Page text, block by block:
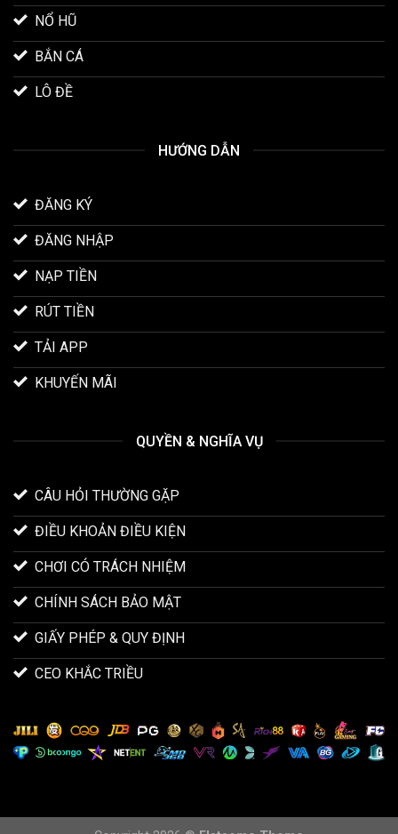
NỔ HŨ
BẮN CÁ
LÔ ĐỀ
HƯỚNG DẪN
ĐĂNG KÝ
ĐĂNG NHẬP
NẠP TIỀN
RÚT TIỀN
TẢI APP
KHUYẾN MÃI
QUYỀN & NGHĨA VỤ
CÂU HỎI THƯỜNG GẶP
ĐIỀU KHOẢN ĐIỀU KIỆN
CHƠI CÓ TRÁCH NHIỆM
CHÍNH SÁCH BẢO MẬT
GIẤY PHÉP & QUY ĐỊNH
CEO KHẮC TRIỀU